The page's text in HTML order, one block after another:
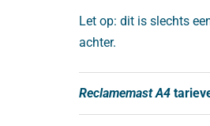
Let op: dit is slechts
achter.
Reclamemast A4